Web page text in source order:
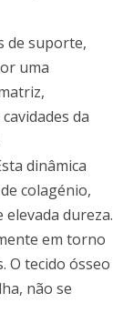
de suporte,
uma
da
dinâmica
colagénio,
dureza.
em torno
O tecido ósseo
não se